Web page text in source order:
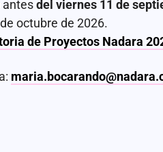
antesdel viernes 11 de
octubre de 2026.
de Proyectos Nadara